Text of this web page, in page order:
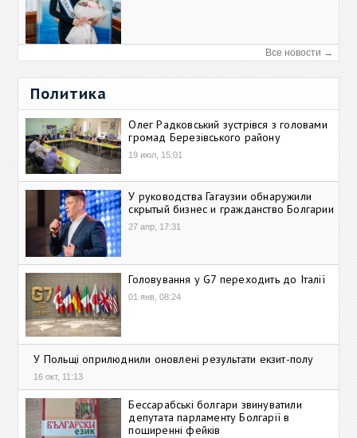
Все новости →
Политика
Олег Радковський зустрівся з головами
громад Березівського району
19 июл, 15:01
У руководства Гагаузии обнаружили
скрытый бизнес и гражданство Болгарии
27 апр, 17:31
Головування у G7 переходить до Італії
01 янв, 08:24
У Польщі оприлюднили оновлені результати екзит-полу
16 окт, 11:13
Бессарабські болгари звинуватили
депутата парламенту Болгарії в
поширенні фейків